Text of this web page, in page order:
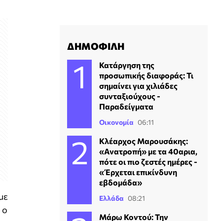
ο
ΔΗΜΟΦΙΛΗ
Κατάργηση της
προσωπικής διαφοράς: Τι
σημαίνει για χιλιάδες
συνταξιούχους -
Παραδείγματα
Οικονομία 06:11
Κλέαρχος Μαρουσάκης:
«Ανατροπή» με τα 40αρια,
πότε οι πιο ζεστές ημέρες -
«Έρχεται επικίνδυνη
εβδομάδα»
Ελλάδα 08:21
Μάρω Κοντού: Την